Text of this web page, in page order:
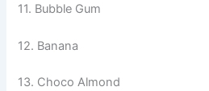
11. Bubble Gum
12. Banana
13. Choco Almond